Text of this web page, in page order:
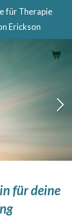
für Therapie
Erickson
für deine